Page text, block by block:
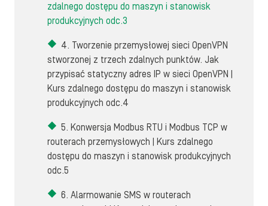
zdalnego dostępu do maszyn i stanowisk
produkcyjnych odc.3
4. Tworzenie przemysłowej sieci OpenVPN
stworzonej z trzech zdalnych punktów. Jak
przypisać statyczny adres IP w sieci OpenVPN |
Kurs zdalnego dostępu do maszyn i stanowisk
produkcyjnych odc.4
5. Konwersja Modbus RTU i Modbus TCP w
routerach przemysłowych | Kurs zdalnego
dostępu do maszyn i stanowisk produkcyjnych
odc.5
6. Alarmowanie SMS w routerach